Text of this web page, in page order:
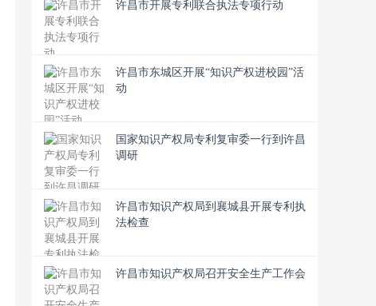
许昌市开展专利联合执法专项行动
许昌市东城区开展“知识产权进校园”活
动
国家知识产权局专利复审委一行到许昌
调研
许昌市知识产权局到襄城县开展专利执
法检查
许昌市知识产权局召开安全生产工作会